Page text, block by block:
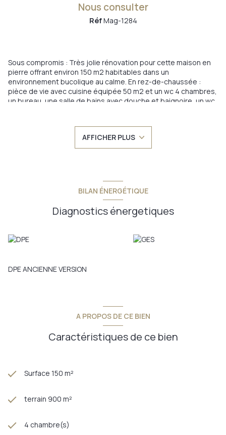
Nous consulter
RéfMag-1284
Sous compromis : Très jolie rénovation pour cette maison en
pierre offrant environ 150 m2 habitables dans un
environnement bucolique au calme. En rez-de-chaussée :
pièce de vie avec cuisine équipée 50 m2 et un wc 4 chambres,
un bureau, une salle de bains avec douche et baignoire, un wc
+ une petite dépendance de 23 m2 + un local vélo. Terrain
d'environ 900 m2 clos, arboré et pratiquement plat. Excellente
isolation thermique, double vitrage 4/16/4, Pompe à
AFFICHER PLUS
BILAN ÉNERGÉTIQUE
Diagnostics énergetiques
DPE ANCIENNE VERSION
A PROPOS DE CE BIEN
Caractéristiques de ce bien
Surface 150 m²
terrain 900 m²
4 chambre(s)